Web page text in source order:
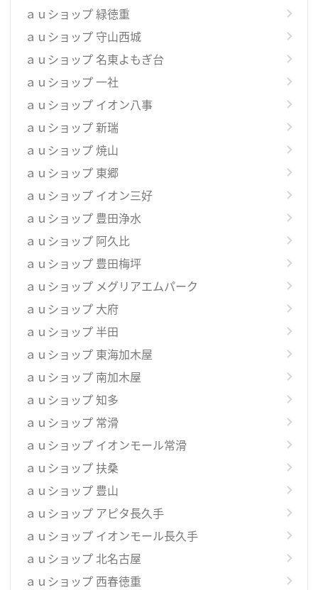
ａｕショップ 緑徳重
ａｕショップ 守山西城
ａｕショップ 名東よもぎ台
ａｕショップ 一社
ａｕショップ イオン八事
ａｕショップ 新瑞
ａｕショップ 焼山
ａｕショップ 東郷
ａｕショップ イオン三好
ａｕショップ 豊田浄水
ａｕショップ 阿久比
ａｕショップ 豊田梅坪
ａｕショップ メグリアエムパーク
ａｕショップ 大府
ａｕショップ 半田
ａｕショップ 東海加木屋
ａｕショップ 南加木屋
ａｕショップ 知多
ａｕショップ 常滑
ａｕショップ イオンモール常滑
ａｕショップ 扶桑
ａｕショップ 豊山
ａｕショップ アピタ長久手
ａｕショップ イオンモール長久手
ａｕショップ 北名古屋
ａｕショップ 西春徳重